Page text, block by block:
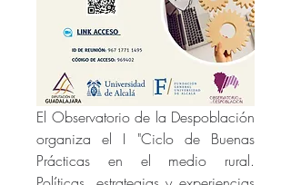
El Observatorio de la Despoblación
organiza el I "Ciclo de Buenas
Prácticas en el medio rural.